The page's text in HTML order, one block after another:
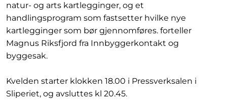
natur- og arts kartlegginger, og et
handlingsprogram som fastsetter hvilke nye
kartlegginger som bør gjennomføres. forteller
Magnus Riksfjord fra Innbyggerkontakt og
byggesak.
Kvelden starter klokken 18.00 i Pressverksalen i
Sliperiet, og avsluttes kl 20.45.